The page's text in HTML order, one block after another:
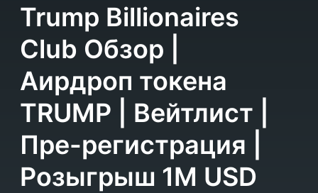
Trump Billionaires
Club Обзор |
Аирдроп токена
TRUMP | Вейтлист |
Пре-регистрация |
Розыгрыш 1М USD